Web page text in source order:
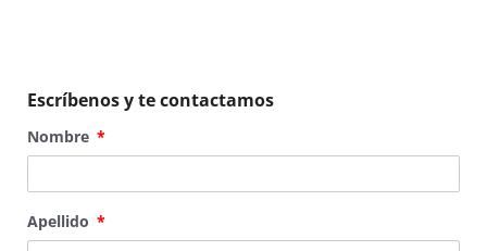
Escríbenos y te contactamos
Nombre
Apellido